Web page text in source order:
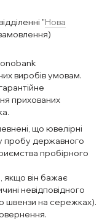
"Нова
виробів умовам.
прихованих
що ювелірні
пробу державного
пробірного
якщо він бажає
невідповідного
швензи на сережках).